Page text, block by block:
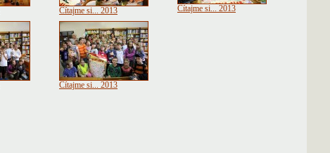
Čítajme si... 2013 Čítajme si... 2013
Čítajme si... 2013